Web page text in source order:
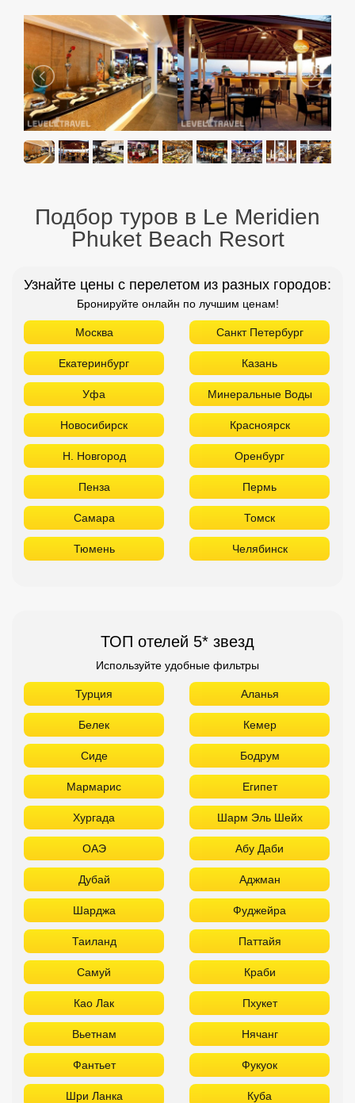
Подбор туров в Le Meridien
Phuket Beach Resort
Узнайте цены с перелетом из разных городов:
Бронируйте онлайн по лучшим ценам!
Москва Санкт Петербург
Екатеринбург Казань
Уфа Минеральные Воды
Новосибирск Красноярск
Н. Новгород Оренбург
Пенза Пермь
Самара Томск
Тюмень Челябинск
ТОП отелей 5* звезд
Используйте удобные фильтры
Турция Аланья
Белек Кемер
Сиде Бодрум
Мармарис Египет
Хургада Шарм Эль Шейх
ОАЭ Абу Даби
Дубай Аджман
Шарджа Фуджейра
Таиланд Паттайя
Самуй Краби
Као Лак Пхукет
Вьетнам Нячанг
Фантьет Фукуок
Шри Ланка Куба